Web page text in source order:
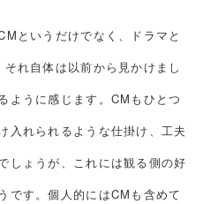
というだけでなく、ドラマと
れ自体は以前から見かけまし
ように感じます。CMもひとつ
入れられるような仕掛け、工夫
しょうが、これには観る側の好
です。個人的にはCMも含めて